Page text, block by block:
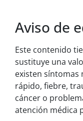
Aviso de
Este contenido
sustituye una
existen síntomas
rápido, fiebre,
cáncer o
atención médica